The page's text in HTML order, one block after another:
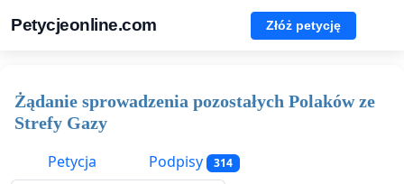
Petycjeonline.com Złóż petycję
Żądanie sprowadzenia pozostałych Polaków ze
Strefy Gazy
Petycja
Podpisy 314